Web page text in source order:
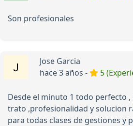
Son profesionales
Jose Garcia
hace 3 años -
5
Desde el minuto 1 todo perfecto
trato ,profesionalidad y solucion
para todas clases de gestiones y